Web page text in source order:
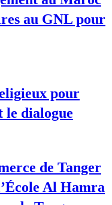
au GNL pour
pour
le dialogue
de Tanger
Al Hamra